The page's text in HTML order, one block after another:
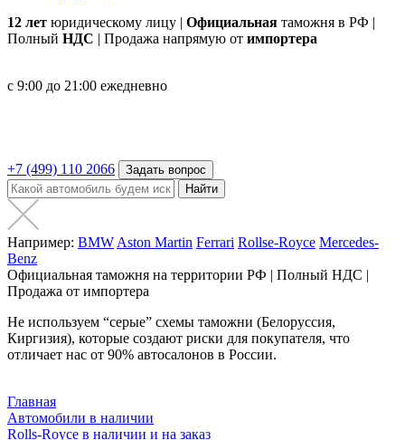
12 лет юридическому лицу | Официальная таможня в РФ |
Полный НДС | Продажа напрямую от импортера
с 9:00 до 21:00 ежедневно
+7 (499) 110 2066
Задать вопрос
Найти
Например: BMW Aston Martin Ferrari Rollse-Royce Mercedes-
Benz
Официальная таможня на территории РФ | Полный НДС |
Продажа от импортера
Не используем “серые” схемы таможни (Белоруссия,
Киргизия), которые создают риски для покупателя, что
отличает нас от 90% автосалонов в России.
Главная
Автомобили в наличии
Rolls-Royce в наличии и на заказ